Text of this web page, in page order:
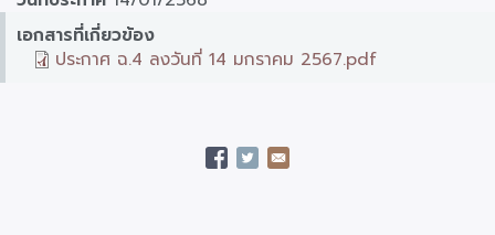
เอกสารที่เกี่ยวข้อง
ประกาศ ฉ.4 ลงวันที่ 14 มกราคม 2567.pdf